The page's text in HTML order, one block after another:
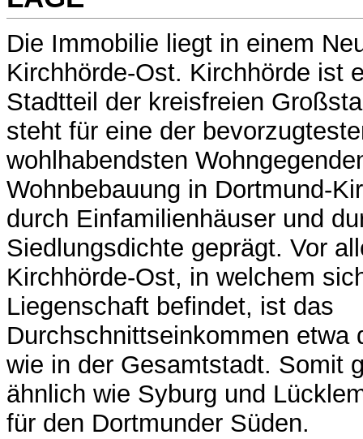
Die Immobilie liegt in einem
Kirchhörde-Ost. Kirchhörde ist
Stadtteil der kreisfreien
steht für eine der
wohlhabendsten
Wohnbebauung in Dortmund-
durch Einfamilienhäuser und
Siedlungsdichte geprägt. Vor
Kirchhörde-Ost, in welchem
Liegenschaft befindet, ist das
Durchschnittseinkommen etwa
wie in der Gesamtstadt. Somit
ähnlich wie Syburg und
für den Dortmunder Süden.